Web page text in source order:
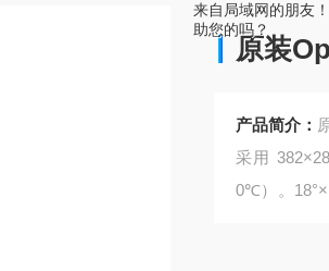
来自局域网的朋友
助您的吗？
原装
产品简介：
采用
0℃）。